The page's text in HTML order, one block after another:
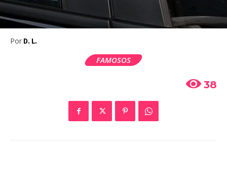
Por D. L.
FAMOSOS
38